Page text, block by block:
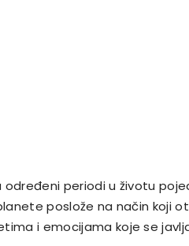
periodi u životu
poslože na način koji
i emocijama koje se